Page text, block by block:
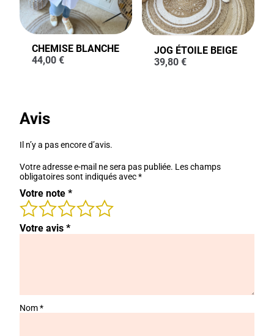
CHEMISE BLANCHE
44,00 €
JOG ÉTOILE BEIGE
39,80 €
Avis
Il n’y a pas encore d’avis.
Votre adresse e-mail ne sera pas publiée. Les champs
obligatoires sont indiqués avec*
Votre note *
Votre avis *
Nom*